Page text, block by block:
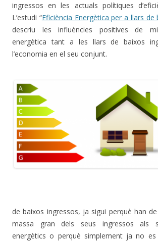
ingressos en les actuals polítiques
L’estudi “Eficiència Energètica per a llars de
descriu les influències positives de
energètica tant a les llars de baixos
l’economia en el seu conjunt.
de baixos ingressos, ja sigui perquè han
massa gran dels seus ingressos als
energètics o perquè simplement ja no